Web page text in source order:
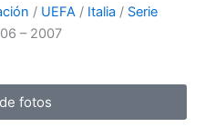
/ UEFA / Italia / Serie
– 2007
fotos